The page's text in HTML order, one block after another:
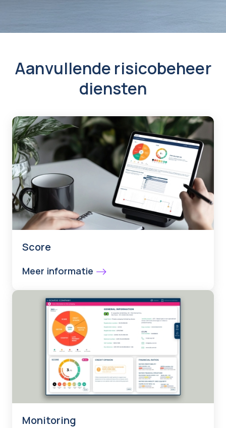
Aanvullende risicobeheer
diensten
Score
Meer informatie
Monitoring